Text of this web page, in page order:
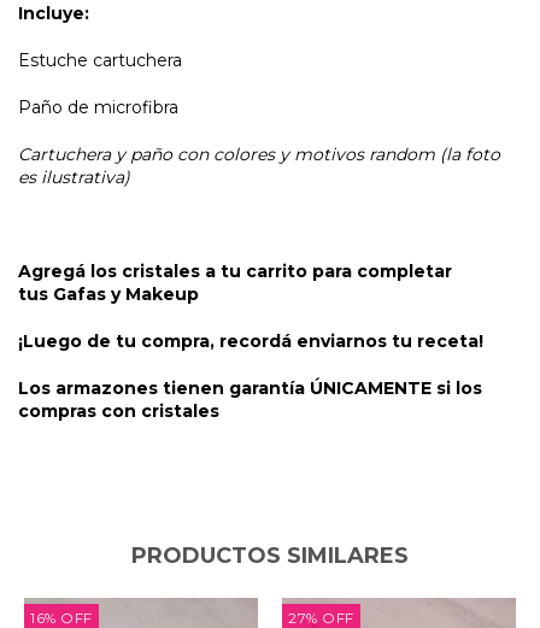
Incluye:
Estuche cartuchera
Paño de microfibra
Cartuchera y paño con colores y motivos random (la foto
es ilustrativa)
Agregá los cristales a tu carrito para completar
tus Gafas y Makeup
¡Luego de tu compra, recordá enviarnos tu receta!
Los armazones tienen garantía ÚNICAMENTE si los
compras con cristales
PRODUCTOS SIMILARES
16% OFF 27% OFF